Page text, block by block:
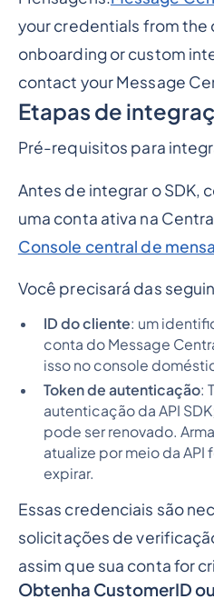
your credentials from the
onboarding or custom
contact your Message
Etapas de
Pré-requisitos para
Antes de integrar o
uma conta ativa na
Console central de
Você precisará das
ID do cliente: um
conta do Message
isso no console
Token de autenticação:
autenticação da API
pode ser renovado.
atualize por meio da
expirar.
Essas credenciais são
solicitações de
assim que sua conta for
Obtenha CustomerID